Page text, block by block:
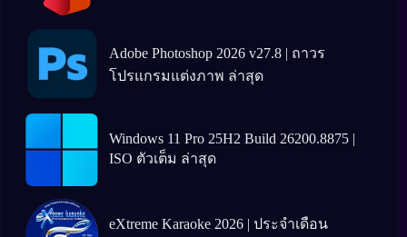
Adobe Photoshop 2026 v27.8 | ถาวร
โปรแกรมแต่งภาพ ล่าสุด
Windows 11 Pro 25H2 Build 26200.8875 |
ISO ตัวเต็ม ล่าสุด
eXtreme Karaoke 2026 | ประจำเดือน